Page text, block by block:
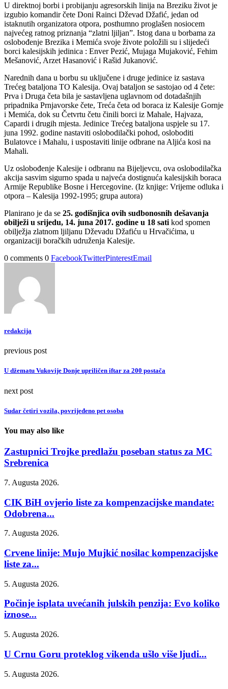
U direktnoj borbi i probijanju agresorskih linija na Breziku život je
izgubio komandir čete Doni Rainci Dževad Džafić, jedan od
istaknutih organizatora otpora, posthumno proglašen nosiocem
najvećeg ratnog priznanja “zlatni ljiljan”. Istog dana u borbama za
oslobođenje Brezika i Memića svoje živote položili su i slijedeći
borci kalesijskih jedinica : Enver Pezić, Mujaga Mujaković, Fehim
Mešanović, Arzet Hasanović i Rašid Jukanović.
Narednih dana u borbu su uključene i druge jedinice iz sastava
Trećeg bataljona TO Kalesija. Ovaj bataljon se sastojao od 4 čete:
Prva i Druga četa bila je sastavljena uglavnom od dotadašnjih
pripadnika Prnjavorske čete, Treća četa od boraca iz Kalesije Gornje
i Memića, dok su Četvrtu četu činili borci iz Mahale, Hajvaza,
Capardi i drugih mjesta. Jedinice Trećeg bataljona uspjele su 17.
juna 1992. godine nastaviti oslobodilački pohod, osloboditi
Bulatovce i Mahalu, i uspostaviti linije odbrane na Aljića kosi na
Mahali.
Uz oslobođenje Kalesije i odbranu na Bijeljevcu, ova oslobodilačka
akcija sasvim sigurno spada u najveća dostignuća kalesijskih boraca
Armije Republike Bosne i Hercegovine. (Iz knjige: Vrijeme odluka i
otpora – Kalesija 1992-1995; grupa autora)
Planirano je da se 25. godišnjica ovih sudbonosnih dešavanja
obilježi u srijedu, 14. juna 2017. godine u 18 sati kod spomen
obilježja zlatnom ljiljanu Dževadu Džafiću u Hrvačićima, u
organizaciji boračkih udruženja Kalesije.
0 comments 0 FacebookTwitterPinterestEmail
redakcija
previous post
U džematu Vukovije Donje upriličen iftar za 200 postača
next post
Sudar četiri vozila, povrijeđeno pet osoba
You may also like
Zastupnici Trojke predlažu poseban status za MC
Srebrenica
7. Augusta 2026.
CIK BiH ovjerio liste za kompenzacijske mandate:
Odobrena...
7. Augusta 2026.
Crvene linije: Mujo Mujkić nosilac kompenzacijske
liste za...
5. Augusta 2026.
Počinje isplata uvećanih julskih penzija: Evo koliko
iznose...
5. Augusta 2026.
U Crnu Goru proteklog vikenda ušlo više ljudi...
5. Augusta 2026.